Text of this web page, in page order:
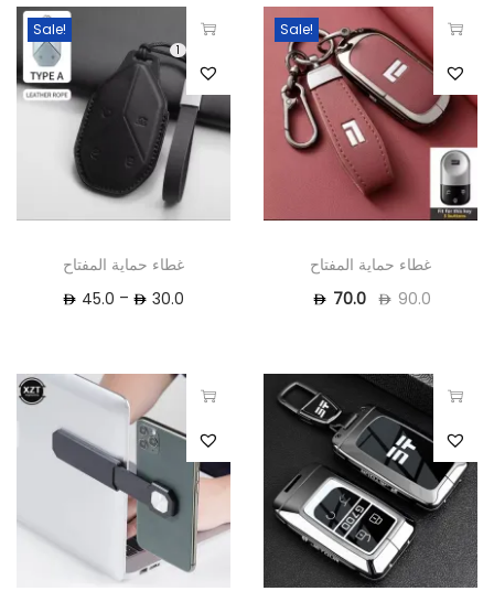
Sale!
غطاء حماية المفتاح
90.0
70.0
Sale!
1
غطاء حماية المفتاح
30.0
–
45.0